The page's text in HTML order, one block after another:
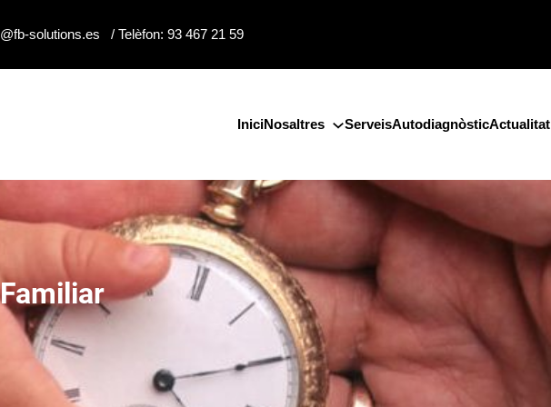
solutions.es / Telèfon: 93 467 21 59
IniciNosaltres ServeisAutodiagnòsticActualitat